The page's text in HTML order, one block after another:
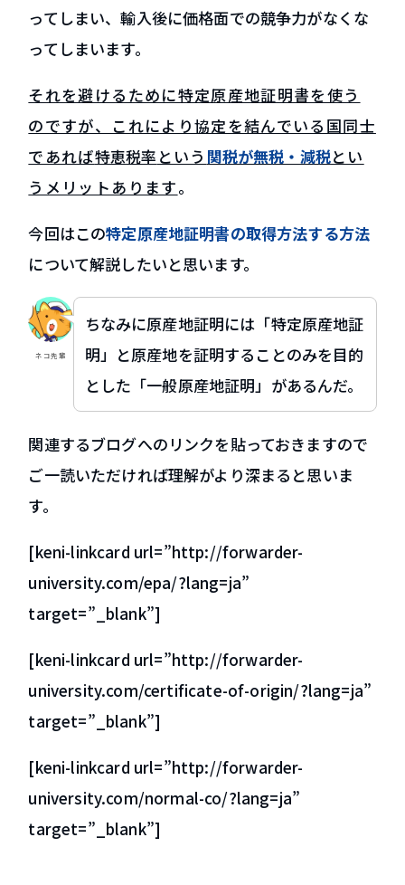
コラム・新着情報
貿易コラム
新着情報
お問い合わせ
EN
ってしまい、輸入後に価格面での競争力がなくな
ってしまいます。
それを避けるために特定原産地証明書を使う
のですが、これにより協定を結んでいる国同士
であれば特恵税率 という 関税が無税・減税とい
うメリットあります。
今回はこの特定原産地証明書の取得方法する方法
について解説したいと思います。
ネコ先輩
ちなみに原産地証明には「特定原産地証
明」と原産地を証明することのみを目的
とした「一般原産地証明」があるんだ。
関連するブログへのリンクを貼っておきますので
ご一読いただければ理解がより深まると思いま
す。
[keni-linkcard url=”http://forwarder-
university.com/epa/?lang=ja”
target=”_blank”]
[keni-linkcard url=”http://forwarder-
university.com/certificate-of-origin/?lang=ja”
target=”_blank”]
[keni-linkcard url=”http://forwarder-
university.com/normal-co/?lang=ja”
target=”_blank”]